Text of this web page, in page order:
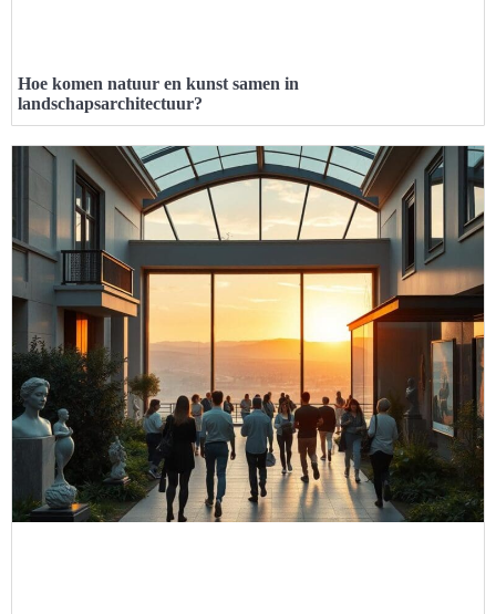
Hoe komen natuur en kunst samen in
landschapsarchitectuur?